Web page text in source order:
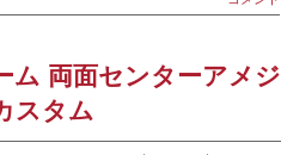
ム 両面センターアメジ
スタム